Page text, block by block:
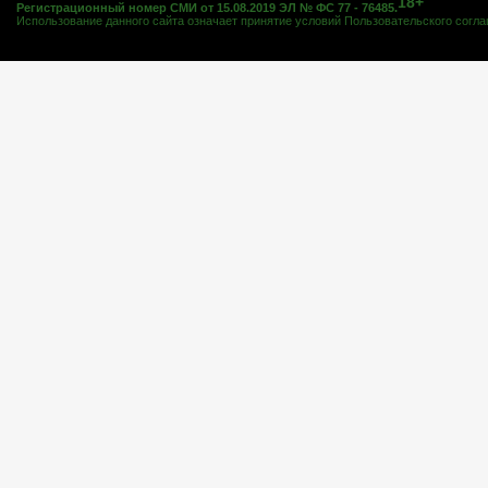
Регистрационный номер СМИ от 15.08.2019 ЭЛ № ФС 77 - 76485.
Использование данного сайта означает принятие условий Пользовательского